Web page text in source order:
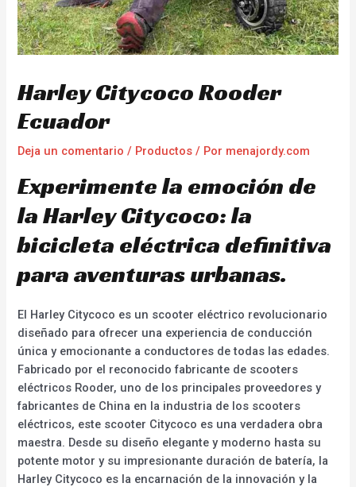
Harley Citycoco Rooder
Ecuador
Deja un comentario / Productos / Por menajordy.com
Experimente la emoción de
la Harley Citycoco: la
bicicleta eléctrica definitiva
para aventuras urbanas.
El Harley Citycoco es un scooter eléctrico revolucionario
diseñado para ofrecer una experiencia de conducción
única y emocionante a conductores de todas las edades.
Fabricado por el reconocido fabricante de scooters
eléctricos Rooder, uno de los principales proveedores y
fabricantes de China en la industria de los scooters
eléctricos, este scooter Citycoco es una verdadera obra
maestra. Desde su diseño elegante y moderno hasta su
potente motor y su impresionante duración de batería, la
Harley Citycoco es la encarnación de la innovación y la